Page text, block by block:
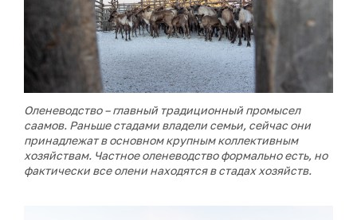
Оленеводство – главный традиционный промысел
саамов. Раньше стадами владели семьи, сейчас они
принадлежат в основном крупным коллективным
хозяйствам. Частное оленеводство формально есть, но
фактически все олени находятся в стадах хозяйств.